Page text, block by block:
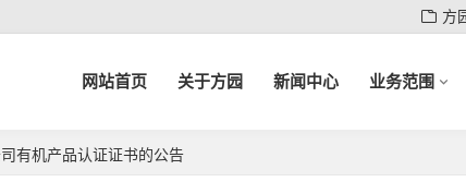
方
网站首页 关于方园 新闻中心 业务范围
有机产品认证证书的公告